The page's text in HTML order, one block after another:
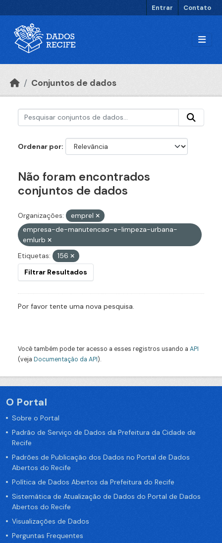
Entrar Contato
Conjuntos de dados
Ordenar por
Não foram encontrados
conjuntos de dados
Organizações:
emprel
empresa-de-manutencao-e-limpeza-urbana-
emlurb
Etiquetas:
156
Filtrar Resultados
Por favor tente uma nova pesquisa.
Você também pode ter acesso a esses registros usando a API
(veja Documentação da API).
O Portal
Sobre o Portal
Padrão de Serviço de Dados da Prefeitura da Cidade de
Recife
Padrões de Publicação dos Dados no Portal de Dados
Abertos do Recife
Política de Dados Abertos da Prefeitura do Recife
Sistemática de Atualização de Dados do Portal de Dados
Abertos do Recife
Visualizações de Dados
Perguntas Frequentes